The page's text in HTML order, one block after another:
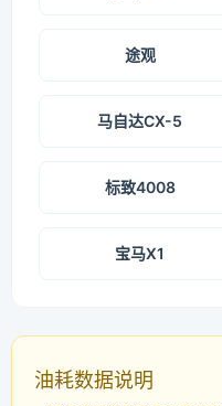
途观
马自达CX-5
标致4008
宝马X1
油耗数据说明